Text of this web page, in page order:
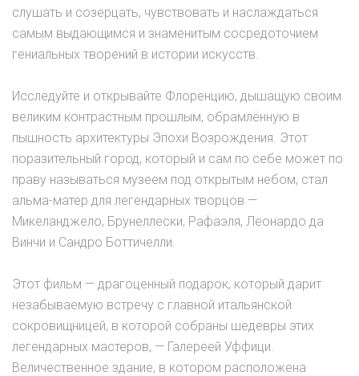
слушать и созерцать, чувствовать и наслаждаться
самым выдающимся и знаменитым сосредоточием
гениальных творений в истории искусств.
Исследуйте и открывайте Флоренцию, дышащую своим
великим контрастным прошлым, обрамлённую в
пышность архитектуры Эпохи Возрождения. Этот
поразительный город, который и сам по себе может по
праву называться музеем под открытым небом, стал
альма-матер для легендарных творцов —
Микеланджело, Брунеллески, Рафаэля, Леонардо да
Винчи и Сандро Боттичелли.
Этот фильм — драгоценный подарок, который дарит
незабываемую встречу с главной итальянской
сокровищницей, в которой собраны шедевры этих
легендарных мастеров, — Галереей Уффици.
Величественное здание, в котором расположена